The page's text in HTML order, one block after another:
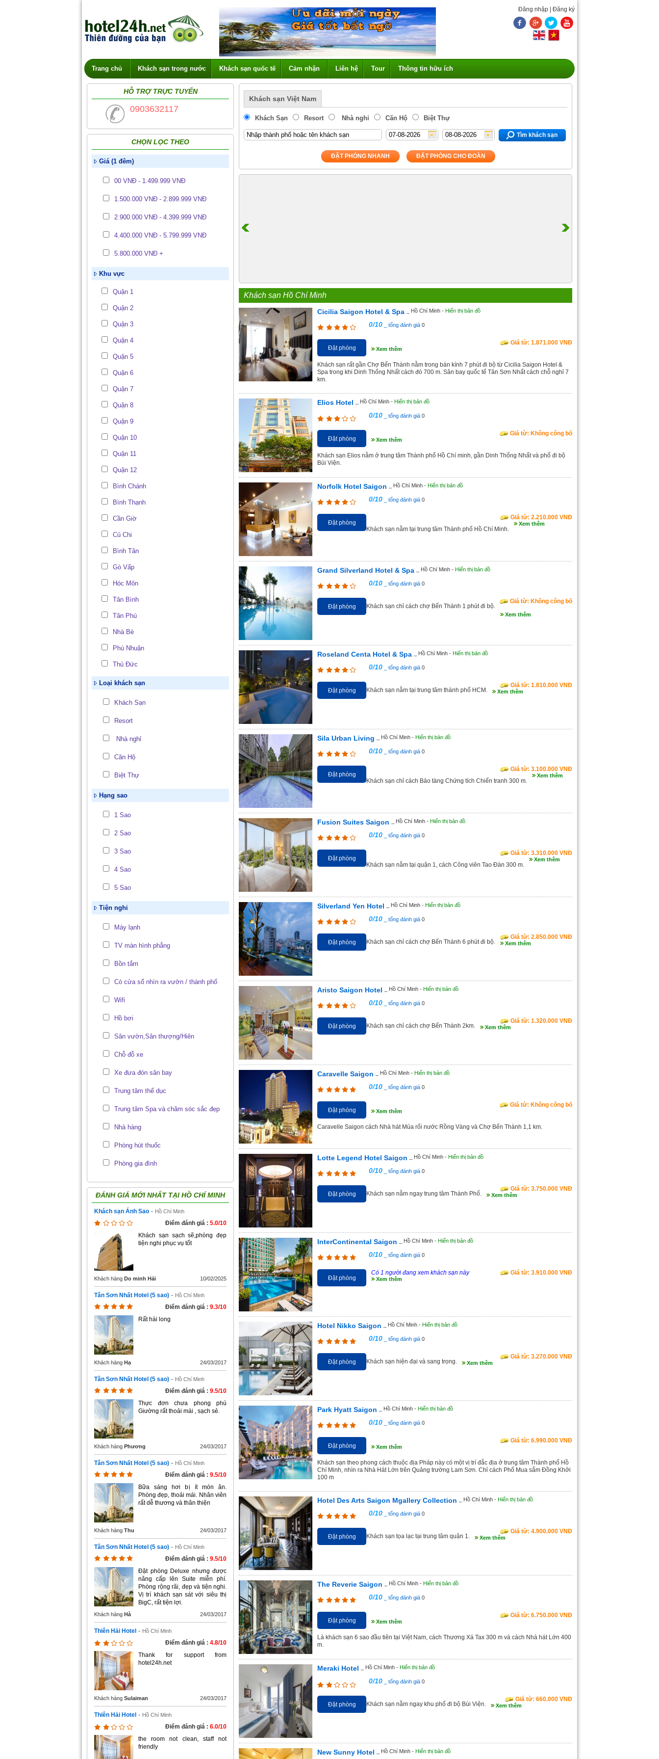
Đăng nhập Đăng ký
Trang chủ Khách sạn trong nước Khách sạn quốc tế Cảm nhận Liên hệ Tour Thông tin hữu ích
HỖ TRỢ TRỰC TUYẾN
0903632117
CHỌN LỌC THEO
Giá (1 đêm)
00 VNĐ - 1.499.999 VNĐ
1.500.000 VNĐ - 2.899.999 VNĐ
2.900.000 VNĐ - 4.399.999 VNĐ
4.400.000 VNĐ - 5.799.999 VNĐ
5.800.000 VNĐ +
Khu vực
Quận 1
Quận 2
Quận 3
Quận 4
Quận 5
Quận 6
Quận 7
Quận 8
Quận 9
Quận 10
Quận 11
Quận 12
Bình Chánh
Bình Thạnh
Cần Giờ
Củ Chi
Bình Tân
Gò Vấp
Hóc Môn
Tân Bình
Tân Phú
Nhà Bè
Phú Nhuận
Thủ Đức
Loại khách sạn
Khách Sạn
Resort
Nhà nghỉ
Căn Hộ
Biệt Thự
Hạng sao
1 Sao
2 Sao
3 Sao
4 Sao
5 Sao
Tiện nghi
Máy lạnh
TV màn hình phẳng
Bồn tắm
Có cửa sổ nhìn ra vườn / thành phố
Wifi
Hồ bơi
Sân vườn,Sân thượng/Hiên
Chỗ đỗ xe
Xe đưa đón sân bay
Trung tâm thể dục
Trung tâm Spa và chăm sóc sắc đẹp
Nhà hàng
Phòng hút thuốc
Phòng gia đình
ĐÁNH GIÁ MỚI NHẤT TẠI HỒ CHÍ MINH
Khách sạn Ánh Sao - Hồ Chí Minh
Điểm đánh giá : 5.0/10
Khách sạn sạch sẽ,phòng đẹp
tiện nghi phục vụ tốt
Khách hàng Do minh Hải 10/02/2025
Tân Sơn Nhất Hotel (5 sao) - Hồ Chí Minh
Điểm đánh giá : 9.3/10
Rất hài long
Khách hàng Hạ 24/03/2017
Tân Sơn Nhất Hotel (5 sao) - Hồ Chí Minh
Điểm đánh giá : 9.5/10
Thực đơn chưa phong phú
Giường rất thoải mái , sạch sẻ.
Khách hàng Phương 24/03/2017
Tân Sơn Nhất Hotel (5 sao) - Hồ Chí Minh
Điểm đánh giá : 9.5/10
Bữa sáng hơi bị ít món ăn.
Phòng đẹp, thoải mái. Nhân viên
rất dễ thương và thân thiện
Khách hàng Thu 24/03/2017
Tân Sơn Nhất Hotel (5 sao) - Hồ Chí Minh
Điểm đánh giá : 9.5/10
Đặt phòng Deluxe nhưng được
nâng cấp lên Suite miễn phí.
Phòng rộng rãi, đẹp và tiện nghi.
Vị trí khách sạn sát với siêu thị
BigC, rất tiện lợi.
Khách hàng Hà 24/03/2017
Thiên Hải Hotel - Hồ Chí Minh
Điểm đánh giá : 4.8/10
Thank for support from
hotel24h.net
Khách hàng Sulaiman 24/03/2017
Thiên Hải Hotel - Hồ Chí Minh
Điểm đánh giá : 6.0/10
the room not clean, staff not
friendly
Khách sạn Việt Nam
Khách Sạn Resort Nhà nghỉ Căn Hộ Biệt Thự
Tìm khách sạn
ĐẶT PHÒNG NHANH ĐẶT PHÒNG CHO ĐOÀN
Khách sạn Hồ Chí Minh
Cicilia Saigon Hotel & Spa _ Hồ Chí Minh - Hiển thị bản đồ
0/10 _ tổng đánh giá 0
Đặt phòng
Giá từ: 1.871.000 VNĐ
Khách sạn rất gần Chợ Bến Thành nằm trong bán kính 7 phút đi bộ từ Cicilia Saigon Hotel &
Spa trong khi Dinh Thống Nhất cách đó 700 m. Sân bay quốc tế Tân Sơn Nhất cách chỗ nghỉ 7
km.
Xem thêm
Elios Hotel _ Hồ Chí Minh - Hiển thị bản đồ
0/10 _ tổng đánh giá 0
Đặt phòng
Giá từ: Không công bố
Khách sạn Elios nằm ở trung tâm Thành phố Hồ Chí minh, gần Dinh Thống Nhất và phố đi bộ
Bùi Viện.
Xem thêm
Norfolk Hotel Saigon _ Hồ Chí Minh - Hiển thị bản đồ
0/10 _ tổng đánh giá 0
Đặt phòng
Giá từ: 2.210.000 VNĐ
Khách sạn nằm tại trung tâm Thành phố Hồ Chí Minh.
Xem thêm
Grand Silverland Hotel & Spa _ Hồ Chí Minh - Hiển thị bản đồ
0/10 _ tổng đánh giá 0
Đặt phòng
Giá từ: Không công bố
Khách sạn chỉ cách chợ Bến Thành 1 phút đi bộ.
Xem thêm
Roseland Centa Hotel & Spa _ Hồ Chí Minh - Hiển thị bản đồ
0/10 _ tổng đánh giá 0
Đặt phòng
Giá từ: 1.810.000 VNĐ
Khách sạn nằm tại trung tâm thành phố HCM. Xem thêm
Sila Urban Living _ Hồ Chí Minh - Hiển thị bản đồ
0/10 _ tổng đánh giá 0
Đặt phòng
Giá từ: 3.100.000 VNĐ
Khách sạn chỉ cách Bảo tàng Chứng tích Chiến tranh 300 m.
Xem thêm
Fusion Suites Saigon _ Hồ Chí Minh - Hiển thị bản đồ
0/10 _ tổng đánh giá 0
Đặt phòng
Giá từ: 3.310.000 VNĐ
Khách sạn nằm tại quận 1, cách Công viên Tao Đàn 300 m.
Xem thêm
Silverland Yen Hotel _ Hồ Chí Minh - Hiển thị bản đồ
0/10 _ tổng đánh giá 0
Đặt phòng
Giá từ: 2.850.000 VNĐ
Khách sạn chỉ cách chợ Bến Thành 6 phút đi bộ. Xem thêm
Aristo Saigon Hotel _ Hồ Chí Minh - Hiển thị bản đồ
0/10 _ tổng đánh giá 0
Đặt phòng
Giá từ: 1.320.000 VNĐ
Khách sạn chỉ cách chợ Bến Thành 2km. Xem thêm
Caravelle Saigon _ Hồ Chí Minh - Hiển thị bản đồ
0/10 _ tổng đánh giá 0
Đặt phòng
Giá từ: Không công bố
Caravelle Saigon cách Nhà hát Múa rối nước Rồng Vàng và Chợ Bến Thành 1,1 km.
Xem thêm
Lotte Legend Hotel Saigon _ Hồ Chí Minh - Hiển thị bản đồ
0/10 _ tổng đánh giá 0
Đặt phòng
Giá từ: 3.750.000 VNĐ
Khách sạn nằm ngay trung tâm Thành Phố. Xem thêm
InterContinental Saigon _ Hồ Chí Minh - Hiển thị bản đồ
0/10 _ tổng đánh giá 0
Đặt phòng
Giá từ: 3.910.000 VNĐ
Có 1 người đang xem khách sạn này
Xem thêm
Hotel Nikko Saigon _ Hồ Chí Minh - Hiển thị bản đồ
0/10 _ tổng đánh giá 0
Đặt phòng
Giá từ: 3.270.000 VNĐ
Khách sạn hiện đại và sang trọng. Xem thêm
Park Hyatt Saigon _ Hồ Chí Minh - Hiển thị bản đồ
0/10 _ tổng đánh giá 0
Đặt phòng
Giá từ: 6.990.000 VNĐ
Khách sạn theo phong cách thuộc địa Pháp này có một vị trí đắc địa ở trung tâm Thành phố Hồ
Chí Minh, nhìn ra Nhà Hát Lớn trên Quảng trường Lam Sơn. Chỉ cách Phố Mua sắm Đồng Khởi
100 m
Xem thêm
Hotel Des Arts Saigon Mgallery Collection _ Hồ Chí Minh - Hiển thị bản đồ
0/10 _ tổng đánh giá 0
Đặt phòng
Giá từ: 4.900.000 VNĐ
Khách sạn tọa lạc tại trung tâm quận 1. Xem thêm
The Reverie Saigon _ Hồ Chí Minh - Hiển thị bản đồ
0/10 _ tổng đánh giá 0
Đặt phòng
Giá từ: 6.750.000 VNĐ
Là khách sạn 6 sao đầu tiên tại Việt Nam, cách Thương Xá Tax 300 m và cách Nhà hát Lớn 400
m.
Xem thêm
Meraki Hotel _ Hồ Chí Minh - Hiển thị bản đồ
0/10 _ tổng đánh giá 0
Đặt phòng
Giá từ: 660.000 VNĐ
Khách sạn nằm ngay khu phố đi bộ Bùi Viện. Xem thêm
New Sunny Hotel _ Hồ Chí Minh - Hiển thị bản đồ